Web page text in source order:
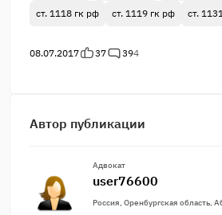
ст. 1118 гк рф ст. 1119 гк рф ст.
08.07.2017 37 394
Автор публикации
Адвокат
user76600
Россия, Оренбургская область,